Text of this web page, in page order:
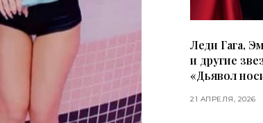
Леди Гага,
и другие
«Дьявол
21 АПРЕЛЯ, 2026